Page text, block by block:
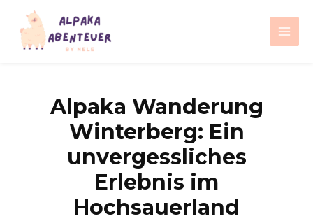
Inhalt
springen
Main
Alpaka Wanderung
Winterberg: Ein
unvergessliches
Erlebnis im
Hochsauerland